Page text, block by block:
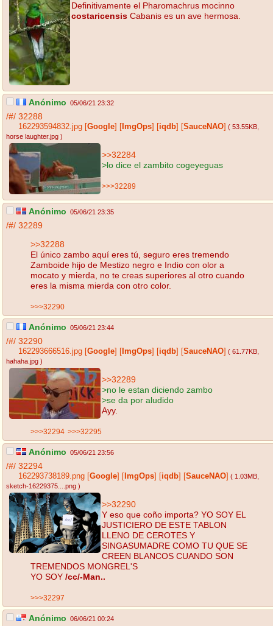
Definitivamente el Pharomachrus mocinno
costaricensis Cabanis es un ave hermosa.
Anónimo 05/06/21 23:32
/#/ 32288
162293594832.jpg Google ImgOps iqdb SauceNAO ( 53.55KB,
horse laughter.jpg )
>>32284
>lo dice el zambito cogeyeguas
>>>32289
Anónimo 05/06/21 23:35
/#/ 32289
>>32288
El único zambo aquí eres tú, seguro eres tremendo
Zamboide hijo de Mestizo negro e Indio con olor a
mocato y mierda, no te creas superiores al otro cuando
eres la misma mierda con otro color.
>>>32290
Anónimo 05/06/21 23:44
/#/ 32290
162293666516.jpg Google ImgOps iqdb SauceNAO ( 61.77KB,
hahaha.jpg )
>>32289
>no le estan diciendo zambo
>se da por aludido
Ayy.
>>>32294 >>>32295
Anónimo 05/06/21 23:56
/#/ 32294
162293738189.png Google ImgOps iqdb SauceNAO ( 1.03MB,
sketch-16229375....png )
>>32290
Y eso que coño importa? YO SOY EL
JUSTICIERO DE ESTE TABLON
LLENO DE CEROTES Y
SINGASUMADRE COMO TU QUE SE
CREEN BLANCOS CUANDO SON
TREMENDOS MONGREL'S
YO SOY /cc/-Man..
>>>32297
Anónimo 06/06/21 00:24